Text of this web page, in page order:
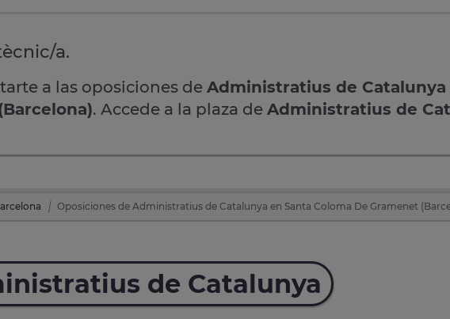
a.
a las oposiciones de Administratius de Catalunya
. Accede a la plaza de Administratius de
Oposiciones de Administratius de Catalunya en Santa Coloma De Gramenet
de Catalunya